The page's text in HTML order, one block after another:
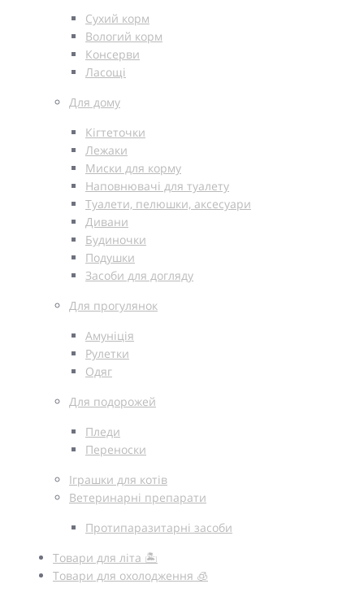
Сухий корм
Вологий корм
Консерви
Ласощі
Для дому
Кігтеточки
Лежаки
Миски для корму
Наповнювачі для туалету
Туалети, пелюшки, аксесуари
Дивани
Будиночки
Подушки
Засоби для догляду
Для прогулянок
Амуніція
Рулетки
Одяг
Для подорожей
Пледи
Переноски
Іграшки для котів
Ветеринарні препарати
Протипаразитарні засоби
Товари для літа 🏝️
Товари для охолодження 🧊